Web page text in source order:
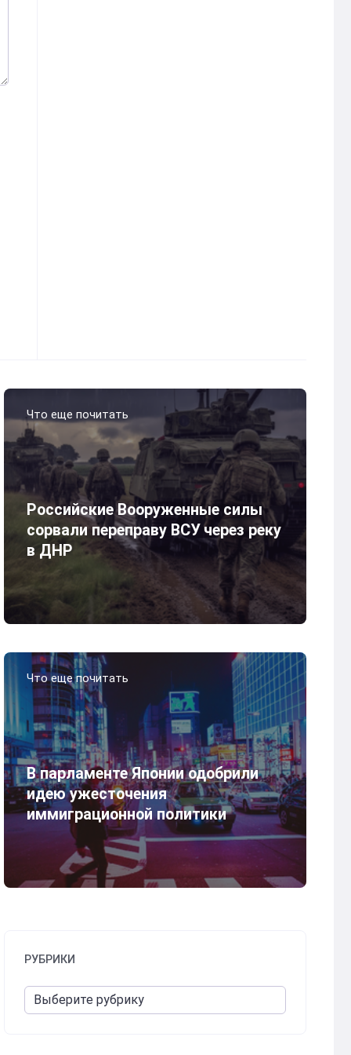
Что еще почитать
Российские Вооруженные силы
сорвали переправу ВСУ через реку
в ДНР
Что еще почитать
В парламенте Японии одобрили
идею ужесточения
иммиграционной политики
РУБРИКИ